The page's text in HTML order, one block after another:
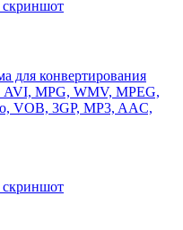
для конвертирования
MPG, WMV, MPEG,
VOB, 3GP, MP3, AAC,